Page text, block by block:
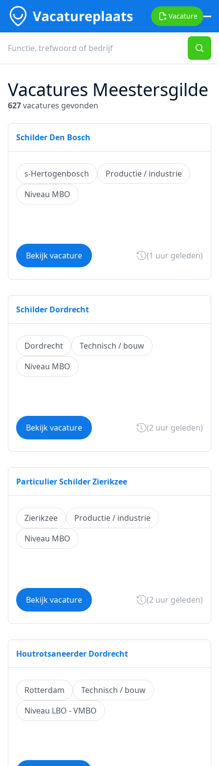
Vacature
Vacatures Meestersgilde
627vacatures gevonden
Schilder Den Bosch
s-Hertogenbosch
Productie / industrie
Niveau MBO
Bekijk vacature (1 uur geleden)
Schilder Dordrecht
Dordrecht
Technisch / bouw
Niveau MBO
Bekijk vacature (2 uur geleden)
Particulier Schilder Zierikzee
Zierikzee
Productie / industrie
Niveau MBO
Bekijk vacature (2 uur geleden)
Houtrotsaneerder Dordrecht
Rotterdam
Technisch / bouw
Niveau LBO - VMBO